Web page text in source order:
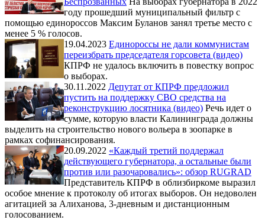
году прошедший муниципальный фильтр с
помощью единороссов Максим Буланов занял третье место с
менее 5 % голосов.
19.04.2023 Единороссы не дали коммунистам
переизбрать председателя горсовета (видео)
КПРФ не удалось включить в повестку вопрос
о выборах.
30.11.2022 Депутат от КПРФ предложил
пустить на поддержку СВО средства на
реконструкцию лосятника (видео) Речь идет о
сумме, которую власти Калининграда должны
выделить на строительство нового вольера в зоопарке в
рамках софинансирования.
20.09.2022 «Каждый третий поддержал
действующего губернатора, а остальные были
против или разочаровались»: обзор RUGRAD
Представитель КПРФ в облизбиркоме выразил
особое мнение к протоколу об итогах выборов. Он недоволен
агитацией за Алиханова, 3-дневным и дистанционным
голосованием.